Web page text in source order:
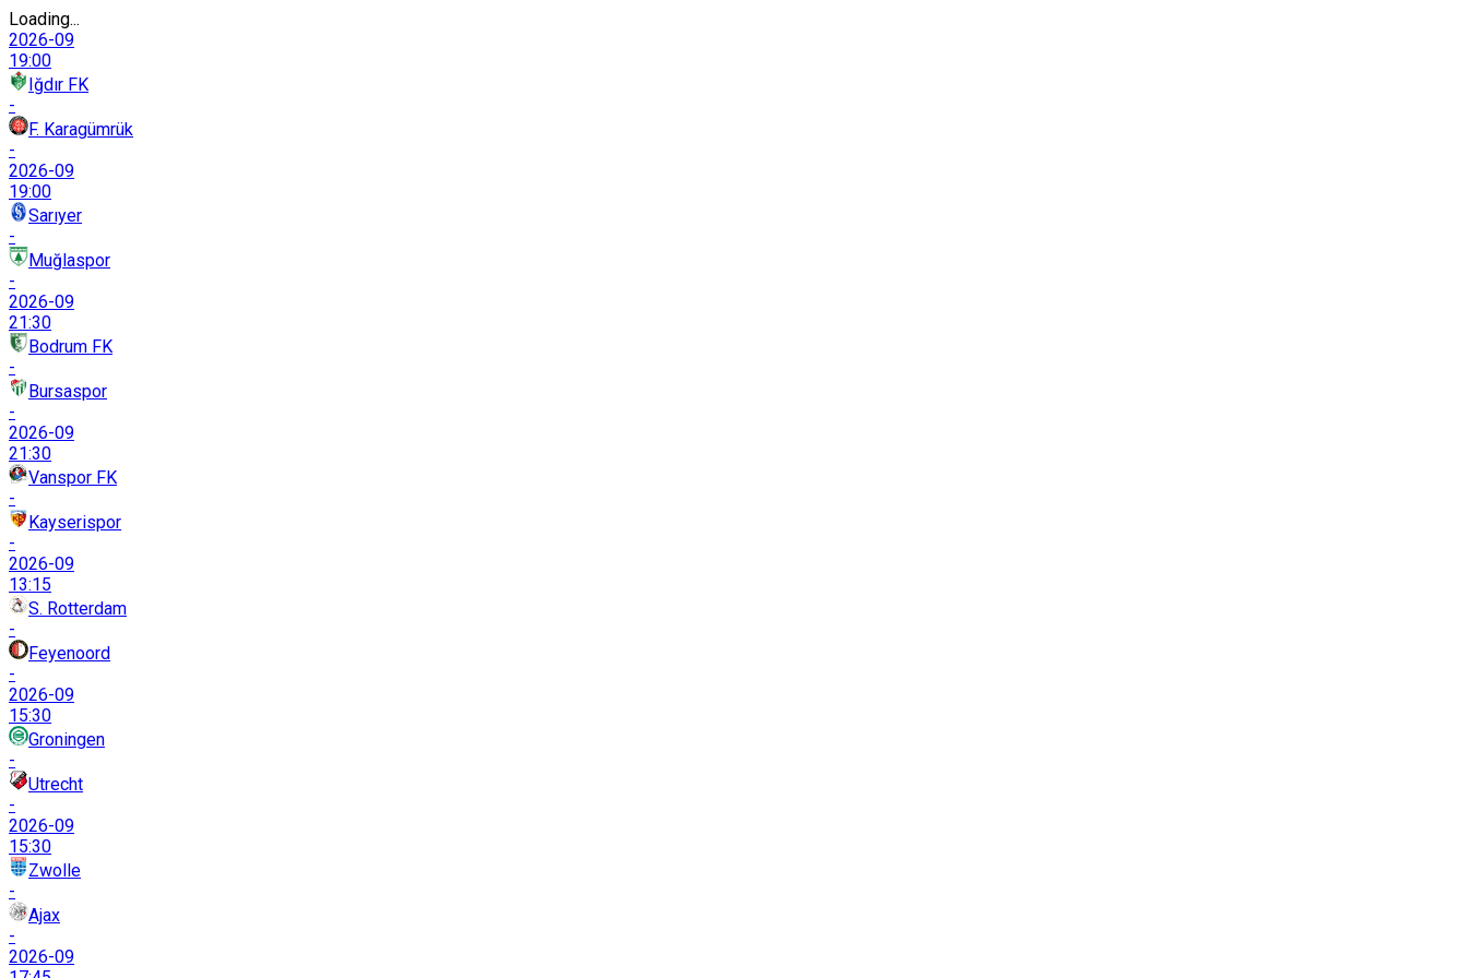
Loading...
2026-09
19:00
Iğdır FK
-
F. Karagümrük
-
2026-09
19:00
Sarıyer
-
Muğlaspor
-
2026-09
21:30
Bodrum FK
-
Bursaspor
-
2026-09
21:30
Vanspor FK
-
Kayserispor
-
2026-09
13:15
S. Rotterdam
-
Feyenoord
-
2026-09
15:30
Groningen
-
Utrecht
-
2026-09
15:30
Zwolle
-
Ajax
-
2026-09